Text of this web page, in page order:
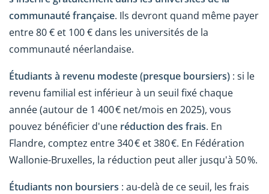
communauté française. Ils devront quand même payer
entre 80 € et 100 € dans les universités de la
communauté néerlandaise.
Étudiants à revenu modeste (presque boursiers) : si le
revenu familial est inférieur à un seuil fixé chaque
année (autour de 1 400 € net/mois en 2025), vous
pouvez bénéficier d'une réduction des frais. En
Flandre, comptez entre 340 € et 380 €. En Fédération
Wallonie-Bruxelles, la réduction peut aller jusqu'à 50 %.
Étudiants non boursiers : au-delà de ce seuil, les frais